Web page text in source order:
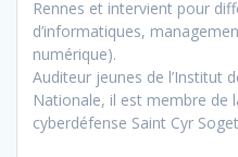
Rennes et intervient pour
d’informatiques,
numérique).
Auditeur jeunes de l’Institut
Nationale, il est membre de
cyberdéfense Saint Cyr